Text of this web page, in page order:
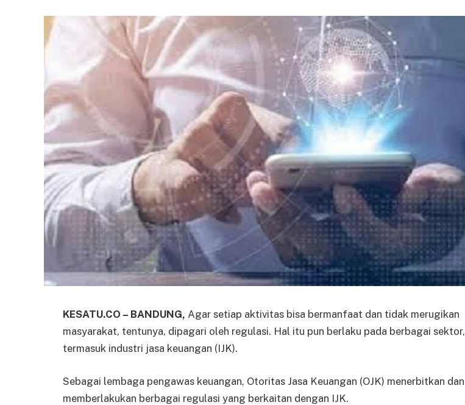
KESATU.CO – BANDUNG, Agar setiap aktivitas bisa bermanfaat dan tidak merugikan
masyarakat, tentunya, dipagari oleh regulasi. Hal itu pun berlaku pada berbagai sektor,
termasuk industri jasa keuangan (IJK).
Sebagai lembaga pengawas keuangan, Otoritas Jasa Keuangan (OJK) menerbitkan dan
memberlakukan berbagai regulasi yang berkaitan dengan IJK.